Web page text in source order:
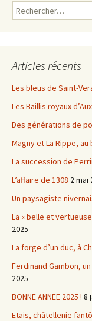
Rechercher :
Articles récents
Les bleus de Saint-
Les Baillis royaux
Des générations de
Magny et La Rippe, au
La succession de
L’affaire de 1308 2 mai
Un paysagiste
La « belle et
2025
La forge d’un duc, à
Ferdinand Gambon,
2025
BONNE ANNEE 2025 ! 8
Etais, châtellenie